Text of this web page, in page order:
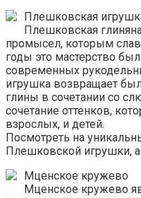
Плешковская
Плешковская
промысел, которым
годы это мастерство
современных
игрушка возвращает
глины в сочетании со
сочетание оттенков,
взрослых, и детей.
Посмотреть на
Плешковской игрушки,
Мценское кружево
Мценское кружево